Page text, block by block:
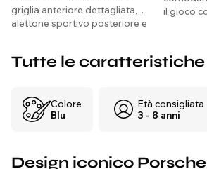
griglia anteriore dettagliata,
alettone sportivo posteriore e
premium e realistica che attrae
il gioco
carico
fino a
Tutte le caratteristiche
Colore
Blu
Età consigliata
3 - 8 anni
Design iconico